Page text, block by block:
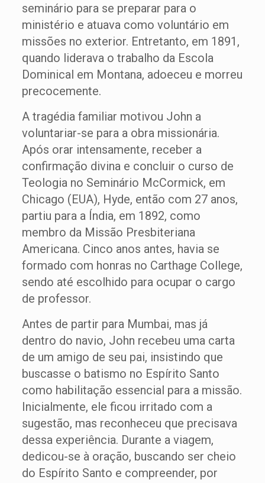
seminário para se preparar para o
ministério e atuava como voluntário em
missões no exterior. Entretanto, em 1891,
quando liderava o trabalho da Escola
Dominical em Montana, adoeceu e morreu
precocemente.
A tragédia familiar motivou John a
voluntariar-se para a obra missionária.
Após orar intensamente, receber a
confirmação divina e concluir o curso de
Teologia no Seminário McCormick, em
Chicago (EUA), Hyde, então com 27 anos,
partiu para a Índia, em 1892, como
membro da Missão Presbiteriana
Americana. Cinco anos antes, havia se
formado com honras no Carthage College,
sendo até escolhido para ocupar o cargo
de professor.
Antes de partir para Mumbai, mas já
dentro do navio, John recebeu uma carta
de um amigo de seu pai, insistindo que
buscasse o batismo no Espírito Santo
como habilitação essencial para a missão.
Inicialmente, ele ficou irritado com a
sugestão, mas reconheceu que precisava
dessa experiência. Durante a viagem,
dedicou-se à oração, buscando ser cheio
do Espírito Santo e compreender, por